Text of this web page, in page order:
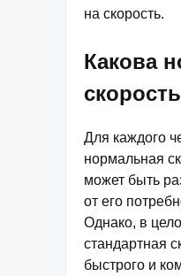
на скорость.
Какова
Для каждого
нормальная
может быть
от его
Однако, в
стандартная
быстрого и